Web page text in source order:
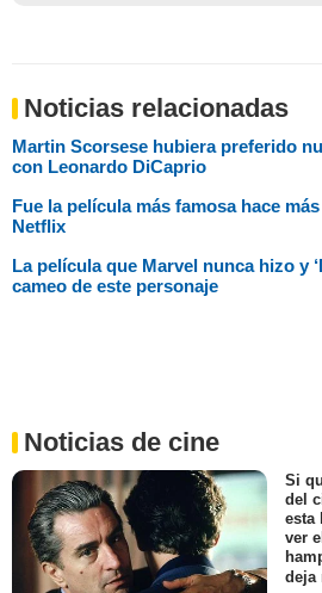
Noticias relacionadas
Martin Scorsese hubiera preferido
con Leonardo DiCaprio
Fue la película más famosa hace
Netflix
La película que Marvel nunca hizo y
cameo de este personaje
Noticias de cine
Si
del
esta
ver
deja